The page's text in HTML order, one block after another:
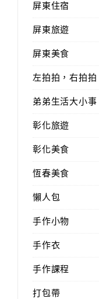
屏東住宿
屏東旅遊
屏東美食
左拍拍，右拍拍
弟弟生活大小事
彰化旅遊
彰化美食
恆春美食
懶人包
手作小物
手作衣
手作課程
打包帶